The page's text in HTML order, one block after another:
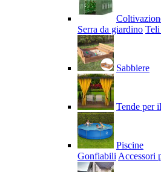
Serra da giardino Teli
Sabbiere
Tende per
Piscine
Gonfiabili Accessori